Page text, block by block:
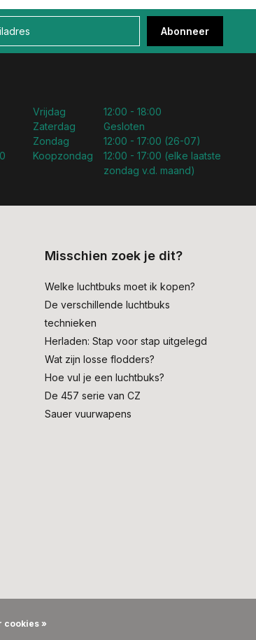
Abonneer
Vrijdag
Zaterdag
Zondag
Koopzondag
12:00 - 18:00
Gesloten
12:00 - 17:00 (26-07)
12:00 - 17:00 (elke laatste
zondag v.d. maand)
Misschien zoek je dit?
Welke luchtbuks moet ik kopen?
De verschillende luchtbuks
technieken
Herladen: Stap voor stap uitgelegd
Wat zijn losse flodders?
Hoe vul je een luchtbuks?
De 457 serie van CZ
Sauer vuurwapens
cookies »